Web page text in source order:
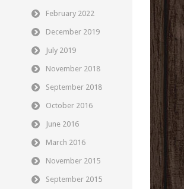
February 2022
December 2019
July 2019
November 2018
September 2018
October 2016
June 2016
March 2016
November 2015
September 2015